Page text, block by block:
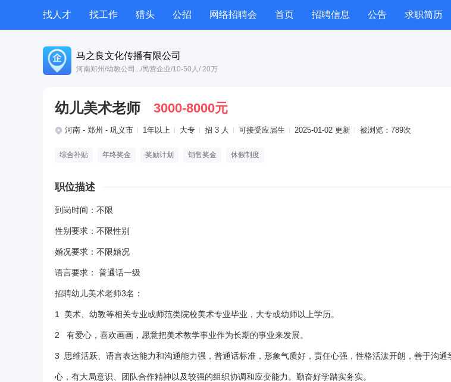
找人才 找工作 猎头 公招 网络招聘会 首页 招聘信息 公告 求职简历
兼职
积分商城 校园
马之良文化传播有限公司
河南郑州 /幼教公司... /民营企业/10-50人 / 20万
幼儿美术老师 3000-8000元
河南 - 郑州 - 巩义市 1年以上 大专 招 3 人 可接受应届生 2025-01-02 更新 被浏览： 789次
综合补贴 年终奖金 奖励计划 销售奖金 休假制度
职位描述
到岗时间：不限
性别要求：不限性别
婚况要求：不限婚况
语言要求： 普通话一级
招聘幼儿美术老师3名：
1 美术、幼教等相关专业或师范类院校美术专业毕业，大专或幼师以上学历。
2 有爱心，喜欢画画，愿意把美术教学事业作为长期的事业来发展。
3 思维活跃、语言表达能力和沟通能力强，普通话标准，形象气质好，责任心强，性格活泼开朗，善于沟
心，有大局意识、团队合作精神以及较强的组织协调和应变能力。勤奋好学踏实务实。